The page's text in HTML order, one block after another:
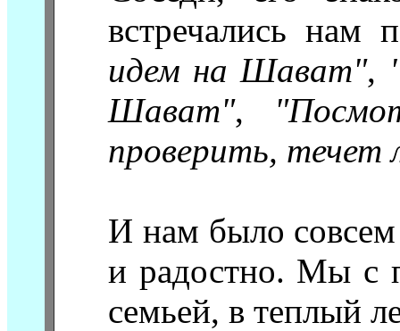
встречались нам
идем на Шават",
Шават",
проверить, течет
И нам было совсем
и радостно. Мы с
семьей, в теплый